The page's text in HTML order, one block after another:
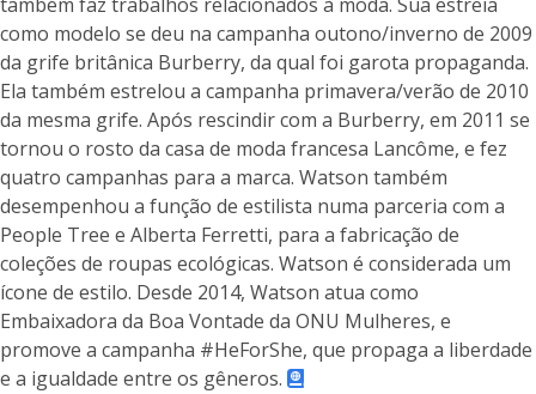
como modelo se deu na campanha outono/inverno de 2009
da grife britânica Burberry, da qual foi garota propaganda.
Ela também estrelou a campanha primavera/verão de 2010
da mesma grife. Após rescindir com a Burberry, em 2011 se
tornou o rosto da casa de moda francesa Lancôme, e fez
quatro campanhas para a marca. Watson também
desempenhou a função de estilista numa parceria com a
People Tree e Alberta Ferretti, para a fabricação de
coleções de roupas ecológicas. Watson é considerada um
ícone de estilo. Desde 2014, Watson atua como
Embaixadora da Boa Vontade da ONU Mulheres, e
promove a campanha #HeForShe, que propaga a liberdade
e a igualdade entre os gêneros.